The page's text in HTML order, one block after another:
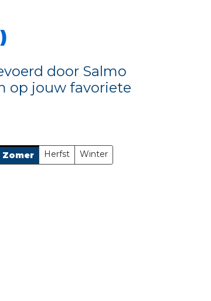
door Salmo
op jouw favoriete
Zomer Herfst Winter